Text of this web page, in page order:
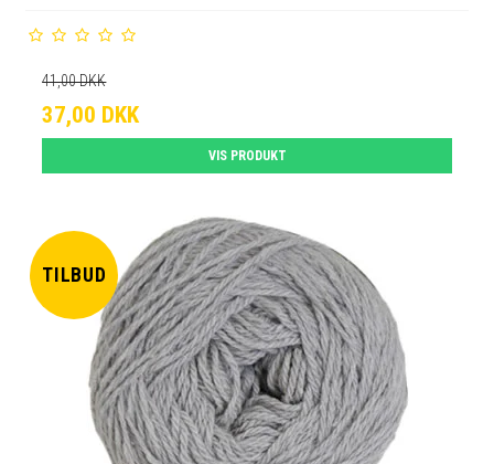
41,00 DKK
37,00 DKK
VIS PRODUKT
TILBUD